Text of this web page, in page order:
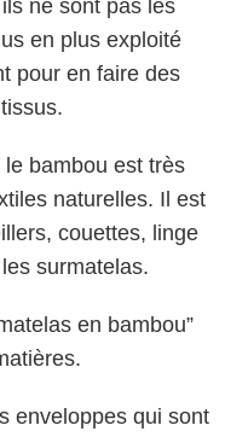
ne sont pas les
en plus exploité
pour en faire des
bambou est très
naturelles. Il est
couettes, linge
surmatelas.
en bambou”
enveloppes qui sont